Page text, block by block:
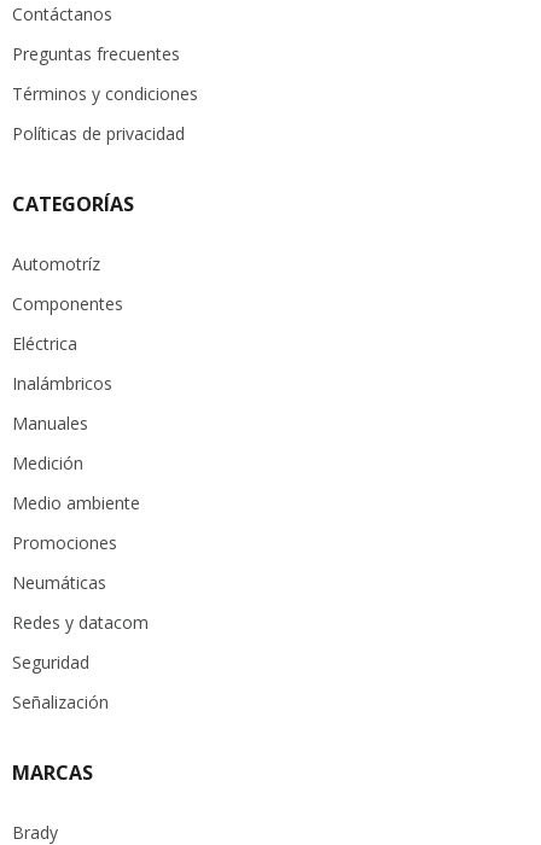
Contáctanos
Preguntas frecuentes
Términos y condiciones
Políticas de privacidad
CATEGORÍAS
Automotríz
Componentes
Eléctrica
Inalámbricos
Manuales
Medición
Medio ambiente
Promociones
Neumáticas
Redes y datacom
Seguridad
Señalización
MARCAS
Brady